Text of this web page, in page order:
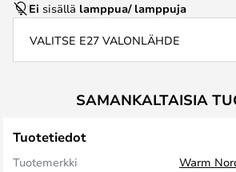
Ei sisällä lamppua/ lamppuja
VALITSE E27 VALONLÄHDE
SAMANKALTAISIA
Tuotetiedot
Tuotemerkki
Warm